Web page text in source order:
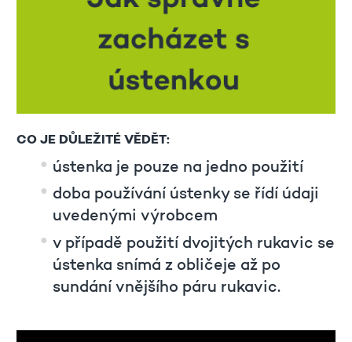
CO JE DŮLEŽITÉ VĚDĚT:
ústenka je pouze na jedno použití
doba používání ústenky se řídí údaji
uvedenými výrobcem
v případě použití dvojitých rukavic se
ústenka snímá z obličeje až po
sundání vnějšího páru rukavic.